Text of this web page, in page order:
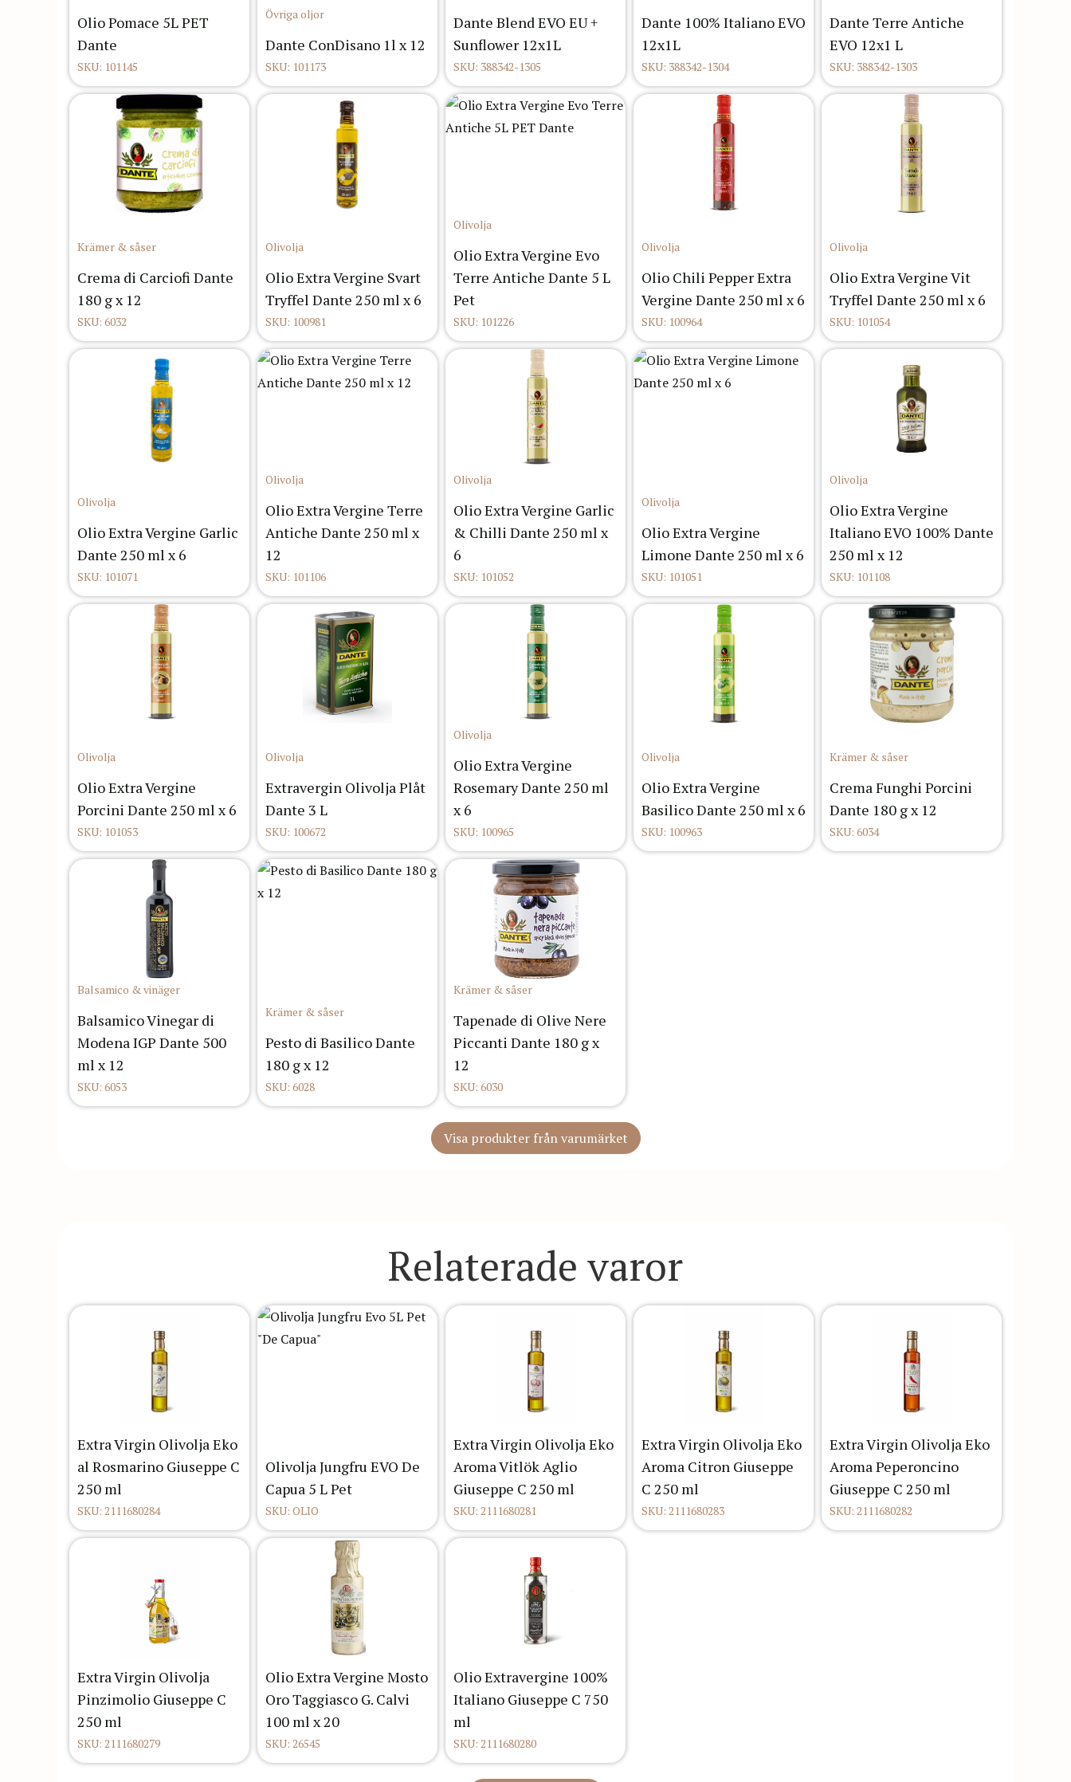
Olio Pomace 5L PET
Dante
SKU: 101145
Övriga oljor
Dante ConDisano 1l x 12
SKU: 101173
Dante Blend EVO EU +
Sunflower 12x1L
SKU: 388342-1305
Dante 100% Italiano EVO
12x1L
SKU: 388342-1304
Dante Terre Antiche
EVO 12x1 L
SKU: 388342-1303
Krämer & såser
Crema di Carciofi Dante
180 g x 12
SKU: 6032
Olivolja
Olio Extra Vergine Svart
Tryffel Dante 250 ml x 6
SKU: 100981
Olivolja
Olio Extra Vergine Evo
Terre Antiche Dante 5 L
Pet
SKU: 101226
Olivolja
Olio Chili Pepper Extra
Vergine Dante 250 ml x 6
SKU: 100964
Olivolja
Olio Extra Vergine Vit
Tryffel Dante 250 ml x 6
SKU: 101054
Olivolja
Olio Extra Vergine Garlic
Dante 250 ml x 6
SKU: 101071
Olivolja
Olio Extra Vergine Terre
Antiche Dante 250 ml x
12
SKU: 101106
Olivolja
Olio Extra Vergine Garlic
& Chilli Dante 250 ml x
6
SKU: 101052
Olivolja
Olio Extra Vergine
Limone Dante 250 ml x 6
SKU: 101051
Olivolja
Olio Extra Vergine
Italiano EVO 100% Dante
250 ml x 12
SKU: 101108
Olivolja
Olio Extra Vergine
Porcini Dante 250 ml x 6
SKU: 101053
Olivolja
Extravergin Olivolja Plåt
Dante 3 L
SKU: 100672
Olivolja
Olio Extra Vergine
Rosemary Dante 250 ml
x 6
SKU: 100965
Olivolja
Olio Extra Vergine
Basilico Dante 250 ml x 6
SKU: 100963
Krämer & såser
Crema Funghi Porcini
Dante 180 g x 12
SKU: 6034
Balsamico & vinäger
Balsamico Vinegar di
Modena IGP Dante 500
ml x 12
SKU: 6053
Krämer & såser
Pesto di Basilico Dante
180 g x 12
SKU: 6028
Krämer & såser
Tapenade di Olive Nere
Piccanti Dante 180 g x
12
SKU: 6030
Visa produkter från varumärket
Relaterade varor
Extra Virgin Olivolja Eko
al Rosmarino Giuseppe C
250 ml
SKU: 2111680284
Olivolja Jungfru EVO De
Capua 5 L Pet
SKU: OLIO
Extra Virgin Olivolja Eko
Aroma Vitlök Aglio
Giuseppe C 250 ml
SKU: 2111680281
Extra Virgin Olivolja Eko
Aroma Citron Giuseppe
C 250 ml
SKU: 2111680283
Extra Virgin Olivolja Eko
Aroma Peperoncino
Giuseppe C 250 ml
SKU: 2111680282
Extra Virgin Olivolja
Pinzimolio Giuseppe C
250 ml
SKU: 2111680279
Olio Extra Vergine Mosto
Oro Taggiasco G. Calvi
100 ml x 20
SKU: 26545
Olio Extravergine 100%
Italiano Giuseppe C 750
ml
SKU: 2111680280